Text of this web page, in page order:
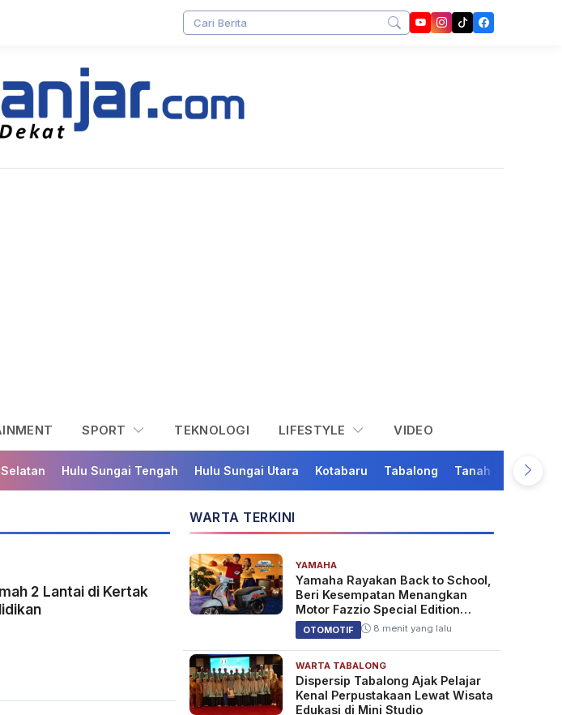
SPORT TEKNOLOGI LIFESTYLE VIDEO
Hulu Sungai Tengah Hulu Sungai Utara Kotabaru Tabalong Tanah Bumbu
2 Lantai di Kertak
WARTA TERKINI
YAMAHA
Yamaha Rayakan Back to School,
Beri Kesempatan Menangkan
Motor Fazzio Special Edition
Sunset Blue
OTOMOTIF 8 menit yang lalu
WARTA TABALONG
Dispersip Tabalong Ajak Pelajar
Kenal Perpustakaan Lewat Wisata
Edukasi di Mini Studio